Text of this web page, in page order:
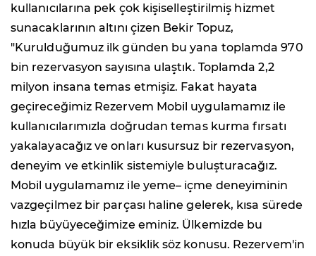
kullanıcılarına pek çok kişiselleştirilmiş hizmet
sunacaklarının altını çizen Bekir Topuz,
"Kurulduğumuz ilk günden bu yana toplamda 970
bin rezervasyon sayısına ulaştık. Toplamda 2,2
milyon insana temas etmişiz. Fakat hayata
geçireceğimiz Rezervem Mobil uygulamamız ile
kullanıcılarımızla doğrudan temas kurma fırsatı
yakalayacağız ve onları kusursuz bir rezervasyon,
deneyim ve etkinlik sistemiyle buluşturacağız.
Mobil uygulamamız ile yeme– içme deneyiminin
vazgeçilmez bir parçası haline gelerek, kısa sürede
hızla büyüyeceğimize eminiz. Ülkemizde bu
konuda büyük bir eksiklik söz konusu. Rezervem'in